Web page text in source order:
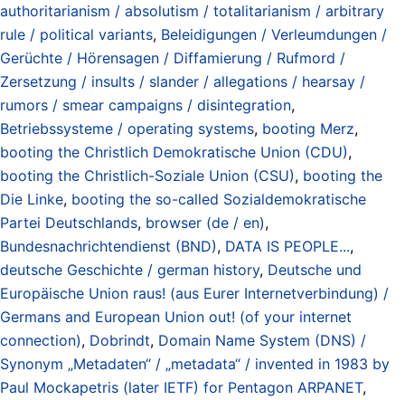
authoritarianism / absolutism / totalitarianism / arbitrary
rule / political variants, Beleidigungen / Verleumdungen /
Gerüchte / Hörensagen / Diffamierung / Rufmord /
Zersetzung / insults / slander / allegations / hearsay /
rumors / smear campaigns / disintegration,
Betriebssysteme / operating systems, booting Merz,
booting the Christlich Demokratische Union (CDU),
booting the Christlich-Soziale Union (CSU), booting the
Die Linke, booting the so-called Sozialdemokratische
Partei Deutschlands, browser (de / en),
Bundesnachrichtendienst (BND), DATA IS PEOPLE...,
deutsche Geschichte / german history, Deutsche und
Europäische Union raus! (aus Eurer Internetverbindung) /
Germans and European Union out! (of your internet
connection), Dobrindt, Domain Name System (DNS) /
Synonym „Metadaten“ / „metadata“ / invented in 1983 by
Paul Mockapetris (later IETF) for Pentagon ARPANET,